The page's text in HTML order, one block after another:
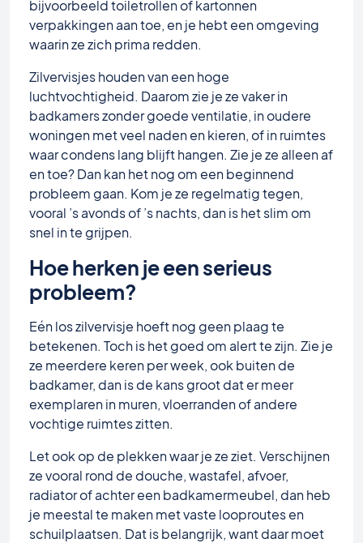
bijvoorbeeld toiletrollen of kartonnen
verpakkingen aan toe, en je hebt een omgeving
waarin ze zich prima redden.
Zilvervisjes houden van een hoge
luchtvochtigheid. Daarom zie je ze vaker in
badkamers zonder goede ventilatie, in oudere
woningen met veel naden en kieren, of in ruimtes
waar condens lang blijft hangen. Zie je ze alleen af
en toe? Dan kan het nog om een beginnend
probleem gaan. Kom je ze regelmatig tegen,
vooral ’s avonds of ’s nachts, dan is het slim om
snel in te grijpen.
Hoe herken je een serieus
probleem?
Eén los zilvervisje hoeft nog geen plaag te
betekenen. Toch is het goed om alert te zijn. Zie je
ze meerdere keren per week, ook buiten de
badkamer, dan is de kans groot dat er meer
exemplaren in muren, vloerranden of andere
vochtige ruimtes zitten.
Let ook op de plekken waar je ze ziet. Verschijnen
ze vooral rond de douche, wastafel, afvoer,
radiator of achter een badkamermeubel, dan heb
je meestal te maken met vaste looproutes en
schuilplaatsen. Dat is belangrijk, want daar moet